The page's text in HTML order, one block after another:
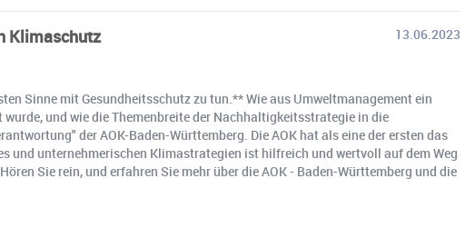
Klimaschutz
13.06.2023
Sinne mit Gesundheitsschutz zu tun.** Wie aus Umweltmanagement ein
und wie die Themenbreite der Nachhaltigkeitsstrategie in die
der AOK-Baden-Württemberg. Die AOK hat als eine der ersten das
und unternehmerischen Klimastrategien ist hilfreich und wertvoll auf dem Weg
Sie rein, und erfahren Sie mehr über die AOK - Baden-Württemberg und die